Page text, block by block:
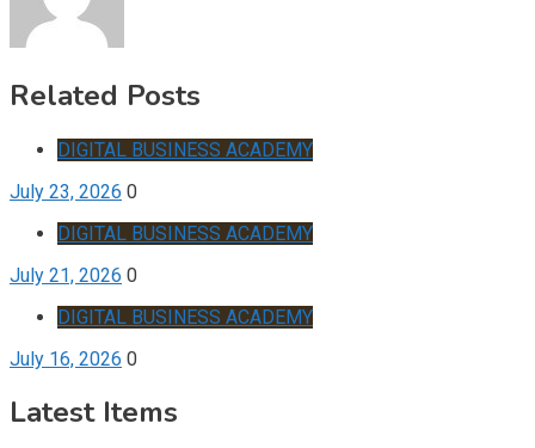
Related Posts
DIGITAL BUSINESS ACADEMY
July 23, 2026 0
DIGITAL BUSINESS ACADEMY
July 21, 2026 0
DIGITAL BUSINESS ACADEMY
July 16, 2026 0
Latest Items